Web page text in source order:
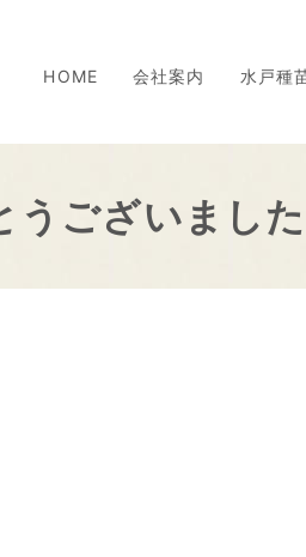
HOME 会社案内 水戸種
うございました